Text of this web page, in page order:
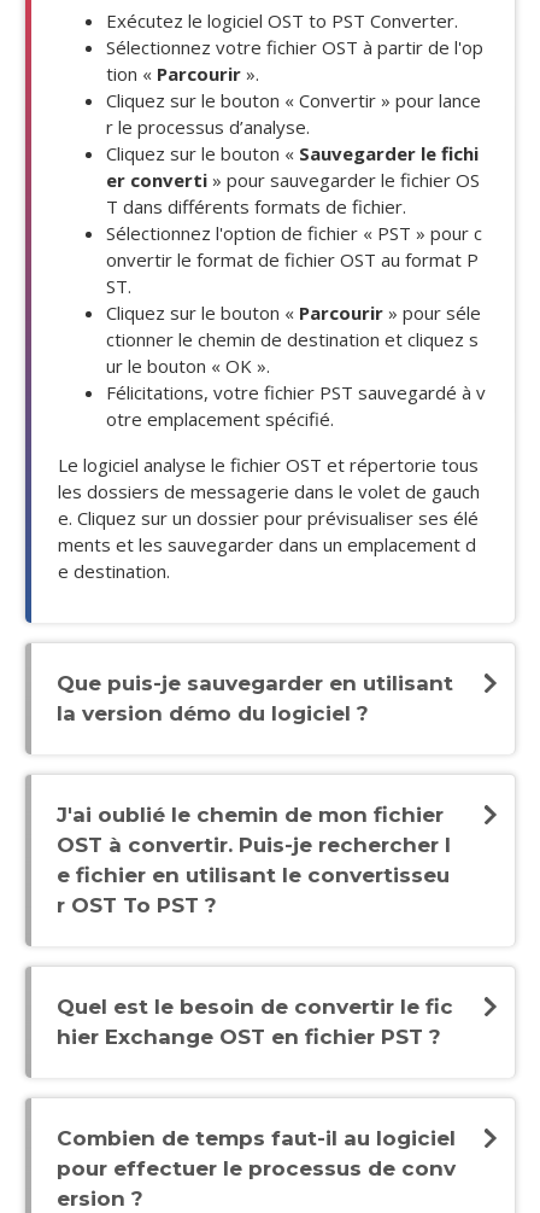
Exécutez le logiciel OST to PST Converter.
Sélectionnez votre fichier OST à partir de l'op
tion « Parcourir».
Cliquez sur le bouton « Convertir » pour lance
r le processus d’analyse.
Cliquez sur le bouton « Sauvegarder le fichi
er converti» pour sauvegarder le fichier OS
T dans différents formats de fichier.
Sélectionnez l'option de fichier « PST » pour c
onvertir le format de fichier OST au format P
ST.
Cliquez sur le bouton « Parcourir» pour séle
ctionner le chemin de destination et cliquez s
ur le bouton « OK ».
Félicitations, votre fichier PST sauvegardé à v
otre emplacement spécifié.
Le logiciel analyse le fichier OST et répertorie tous
les dossiers de messagerie dans le volet de gauch
e. Cliquez sur un dossier pour prévisualiser ses élé
ments et les sauvegarder dans un emplacement d
e destination.
Que puis-je sauvegarder en utilisant
la version démo du logiciel ?
J'ai oublié le chemin de mon fichier
OST à convertir. Puis-je rechercher l
e fichier en utilisant le convertisseu
r OST To PST ?
Quel est le besoin de convertir le fic
hier Exchange OST en fichier PST ?
Combien de temps faut-il au logiciel
pour effectuer le processus de conv
ersion ?